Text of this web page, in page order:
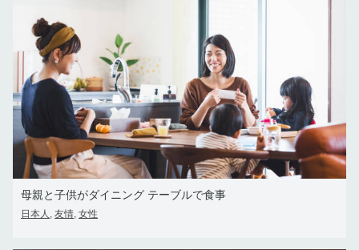
母親と子供がダイニング テーブルで食事
日本人 , 友情, 女性